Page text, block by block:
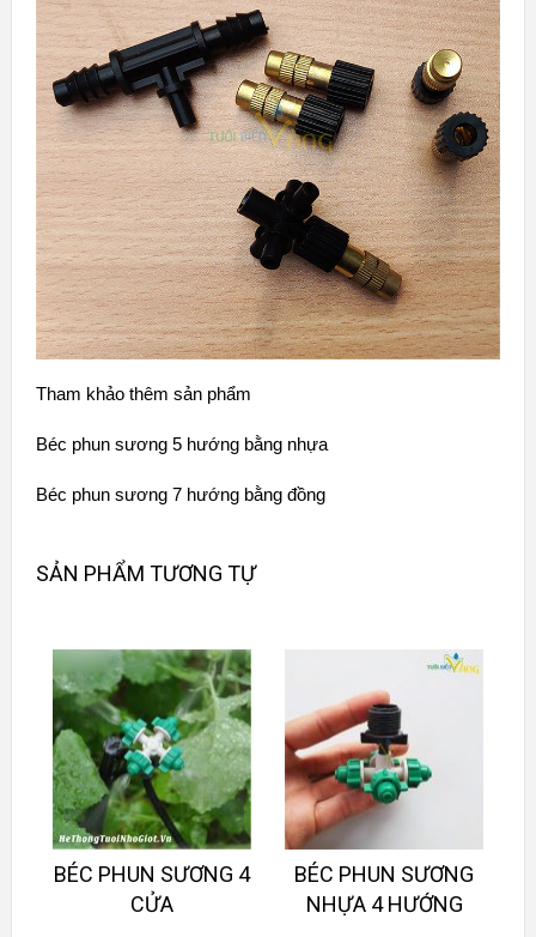
Tham khảo thêm sản phẩm
Béc phun sương 5 hướng bằng nhựa
Béc phun sương 7 hướng bằng đồng
SẢN PHẨM TƯƠNG TỰ
BÉC PHUN SƯƠNG 4
CỬA
BÉC PHUN SƯƠNG
NHỰA 4 HƯỚNG